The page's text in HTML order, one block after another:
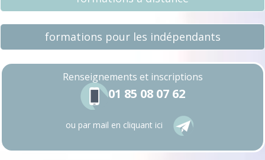
formations pour les indépendants
Renseignements et inscriptions
01 85 08 07 62
ou par mail en cliquant ici